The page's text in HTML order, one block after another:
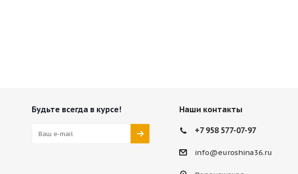
Будьте всегда в курсе! Наши контакты
+7 958 577-07-97
info@euroshina36.ru